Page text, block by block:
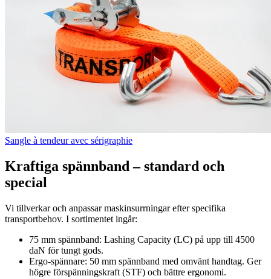
Sangle à tendeur avec sérigraphie
Kraftiga spännband – standard och
special
Vi tillverkar och anpassar maskinsurrningar efter specifika
transportbehov. I sortimentet ingår:
75 mm spännband: Lashing Capacity (LC) på upp till 4500
daN för tungt gods.
Ergo-spännare: 50 mm spännband med omvänt handtag. Ger
högre förspänningskraft (STF) och bättre ergonomi.